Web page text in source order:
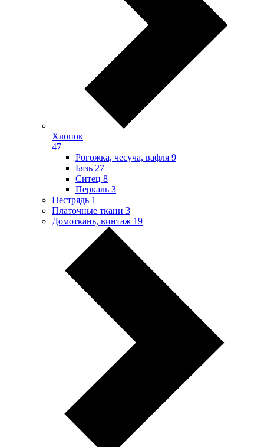
Хлопок
47
Рогожка, чесуча, вафля 9
Бязь 27
Ситец 8
Перкаль 3
Пестрядь 1
Платочные ткани 3
Домоткань, винтаж 19